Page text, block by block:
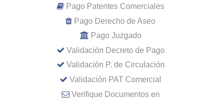
Pago Patentes Comerciales
Pago Derecho de Aseo
Pago Juzgado
Validación Decreto de Pago
Validación P. de Circulación
Validación PAT Comercial
Verifique Documentos en